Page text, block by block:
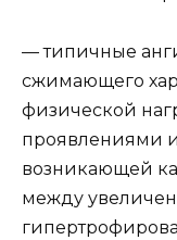
— типичные
сжимающего
физической
проявлениями
возникающей
между